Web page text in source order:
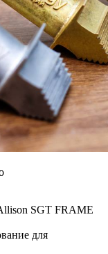
SGT FRAME
для